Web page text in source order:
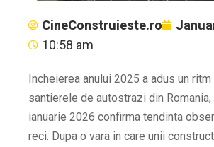
CineConstruieste.ro
10:58 am
Incheierea anului 2025 a adus un
santierele de autostrazi din Romania,
ianuarie 2026 confirma tendinta
reci. Dupa o vara in care unii